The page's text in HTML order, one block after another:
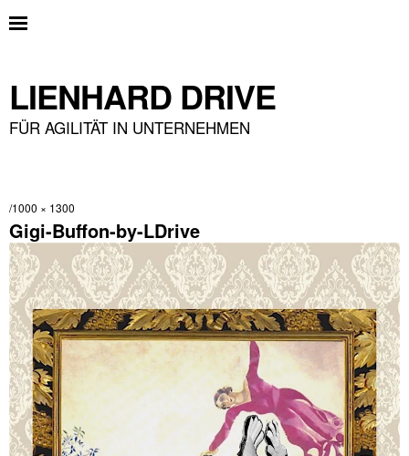
LIENHARD DRIVE
FÜR AGILITÄT IN UNTERNEHMEN
1000 × 1300
Gigi-Buffon-by-LDrive